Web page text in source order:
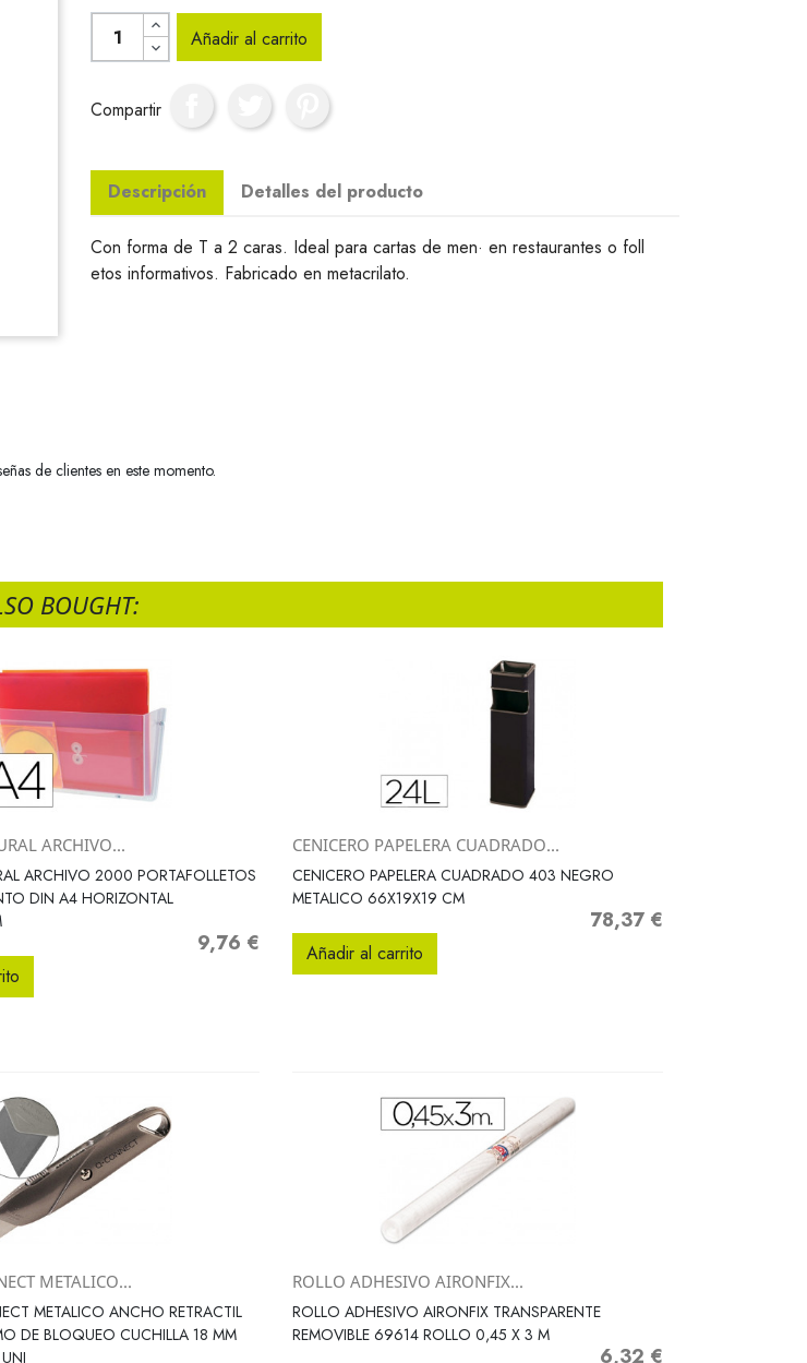
Añadir al carrito
Compartir
Descripción Detalles del producto
Con forma de T a 2 caras. Ideal para cartas de men· en restaurantes o foll
etos informativos. Fabricado en metacrilato.
de clientes en este momento.
BOUGHT:
 Vista rápida
ARCHIVO...
ARCHIVO 2000 PORTAFOLLETOS
DIN A4 HORIZONTAL
Precio
9,76 €
Vista rápida
CENICERO PAPELERA CUADRADO...
CENICERO PAPELERA CUADRADO 403 NEGRO
METALICO 66X19X19 CM
Precio
78,37 €
Añadir al carrito
 Vista rápida
METALICO...
METALICO ANCHO RETRACTIL
DE BLOQUEO CUCHILLA 18 MM
 Vista rápida
ROLLO ADHESIVO AIRONFIX...
ROLLO ADHESIVO AIRONFIX TRANSPARENTE
REMOVIBLE 69614 ROLLO 0,45 X 3 M
Precio
6,32 €